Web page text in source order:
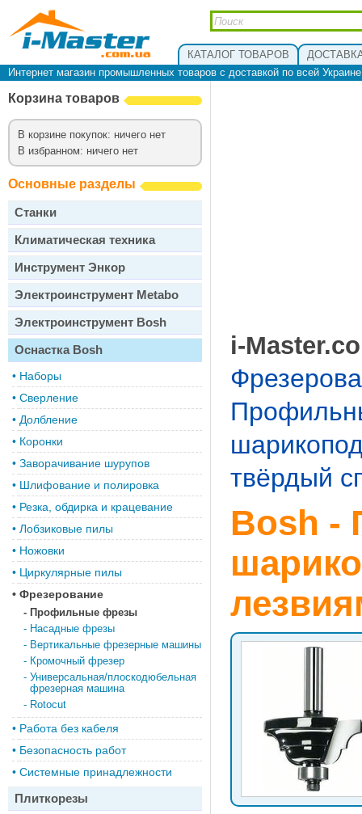
КАТАЛОГ ТОВАРОВ
Интернет магазин промышленных товаров с доставкой по всей
Корзина товаров
В корзине покупок: ничего нет
В избранном: ничего нет
Основные разделы
Станки
Климатическая техника
Инструмент Энкор
Электроинструмент Metabo
Электроинструмент Bosh
Оснастка Bosh
• Наборы
• Сверление
• Долбление
• Коронки
• Заворачивание шурупов
• Шлифование и полировка
• Резка, обдирка и крацевание
• Лобзиковые пилы
• Ножовки
• Циркулярные пилы
• Фрезерование
- Профильные фрезы
- Насадные фрезы
- Вертикальные фрезерные машины
- Кромочный фрезер
- Универсальная/плоскодюбельная
фрезерная машина
- Rotocut
• Работа без кабеля
• Безопасность работ
• Системные принадлежности
Плиткорезы
i-
твёрдый
Bosh -